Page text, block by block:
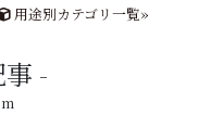
用途別カテゴリ一覧»